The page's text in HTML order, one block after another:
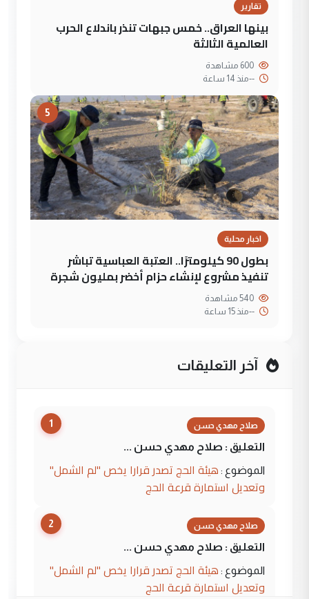
تقارير
بينها العراق.. خمس جبهات تنذر باندلاع الحرب
العالمية الثالثة
--منذ 14 ساعة
5
اخبار محلية
بطول 90 كيلومترًا.. العتبة العباسية تباشر
تنفيذ مشروع لإنشاء حزام أخضر بمليون شجرة
--منذ 15 ساعة
آخر التعليقات
1 صلاح مهدي حسن
التعليق : صلاح مهدي حسن ...
الموضوع : هيئة الحج تصدر قرارا يخص "لم الشمل"
وتعديل استمارة قرعة الحج
2 صلاح مهدي حسن
التعليق : صلاح مهدي حسن ...
الموضوع : هيئة الحج تصدر قرارا يخص "لم الشمل"
وتعديل استمارة قرعة الحج